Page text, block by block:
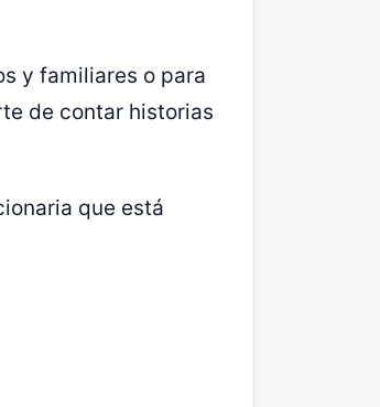
y familiares o para
de contar historias
que está